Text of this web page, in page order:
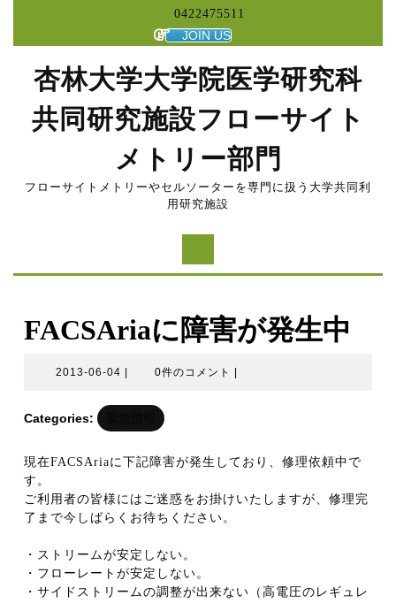
テ
0422475511
JOIN US
杏林大学大学院医学研究科
共同研究施設フローサイト
メトリー部門
フローサイトメトリーやセルソーターを専門に扱う大学共同利
用研究施設
FACSAriaに障害が発生中
2013-06-04 2013-0件のコメント
Categories:
現在FACSAriaに下記障害が発生しており、修理依頼中で
す。
ご利用者の皆様にはご迷惑をお掛けいたしますが、修理完
了まで今しばらくお待ちください。
・ストリームが安定しない。
・フローレートが安定しない。
・サイドストリームの調整が出来ない（高電圧のレギュレ